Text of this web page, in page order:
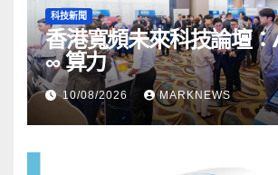
科技新聞
香港寬頻未來科技論壇
∞ 算力
10/08/2026 MARKNEWS